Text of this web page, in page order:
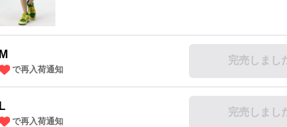
M
で再入荷通知
完売しまし
L
で再入荷通知
完売しまし